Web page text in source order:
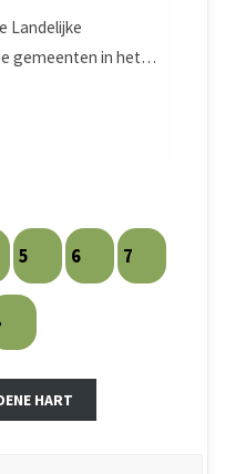
Landelijke
gemeenten in het…
5 6 7
HART